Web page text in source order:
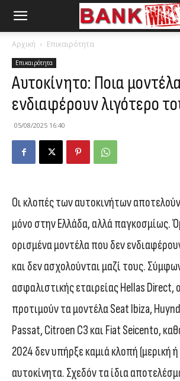
Αρχική Επικαιρότητα
Επικαιρότητα
Αυτοκίνητο: Ποια
ενδιαφέρουν λιγότερο
05/08/2025 16:40
Οι κλοπές των αυτοκινήτων
μόνο στην Ελλάδα, αλλά παγκοσμίως.
ορισμένα μοντέλα που δεν
και δεν ασχολούνται μαζί τους.
ασφαλιστικής εταιρείας Hellas Direct,
προτιμούν τα μοντέλα Seat Ibiza,
Passat, Citroen C3 και Fiat Seicento,
2024 δεν υπήρξε καμιά κλοπή (μερική
αυτοκίνητα. Σχεδόν τα ίδια